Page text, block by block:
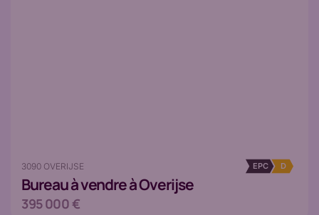
3090 OVERIJSE
Bureauà vendre à Overijse
EPC D
395 000 €